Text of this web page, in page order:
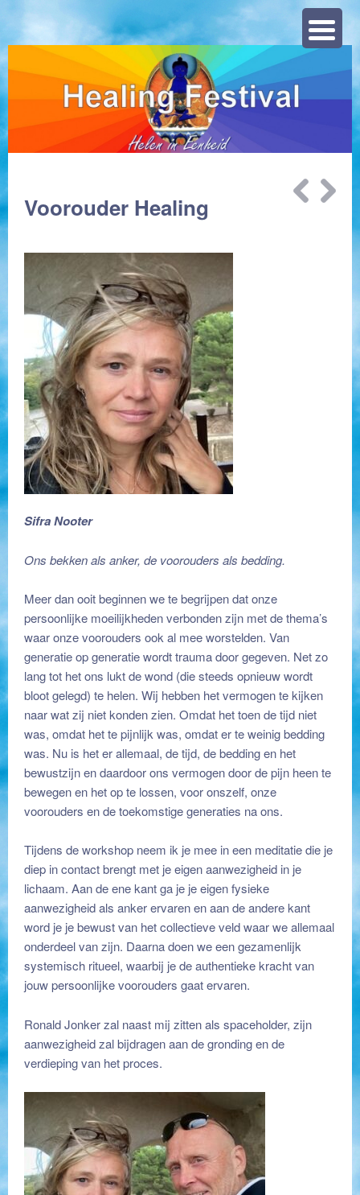
Bericht
Voorouder Healing
Sifra Nooter
Ons bekken als anker, de voorouders als bedding.
Meer dan ooit beginnen we te begrijpen dat onze
persoonlijke moeilijkheden verbonden zijn met de thema’s
waar onze voorouders ook al mee worstelden. Van
generatie op generatie wordt trauma door gegeven. Net zo
lang tot het ons lukt de wond (die steeds opnieuw wordt
bloot gelegd) te helen. Wij hebben het vermogen te kijken
naar wat zij niet konden zien. Omdat het toen de tijd niet
was, omdat het te pijnlijk was, omdat er te weinig bedding
was. Nu is het er allemaal, de tijd, de bedding en het
bewustzijn en daardoor ons vermogen door de pijn heen te
bewegen en het op te lossen, voor onszelf, onze
voorouders en de toekomstige generaties na ons.
Tijdens de workshop neem ik je mee in een meditatie die je
diep in contact brengt met je eigen aanwezigheid in je
lichaam. Aan de ene kant ga je je eigen fysieke
aanwezigheid als anker ervaren en aan de andere kant
word je je bewust van het collectieve veld waar we allemaal
onderdeel van zijn. Daarna doen we een gezamenlijk
systemisch ritueel, waarbij je de authentieke kracht van
jouw persoonlijke voorouders gaat ervaren.
Ronald Jonker zal naast mij zitten als spaceholder, zijn
aanwezigheid zal bijdragen aan de gronding en de
verdieping van het proces.